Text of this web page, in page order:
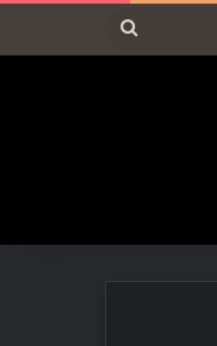
پەیدا